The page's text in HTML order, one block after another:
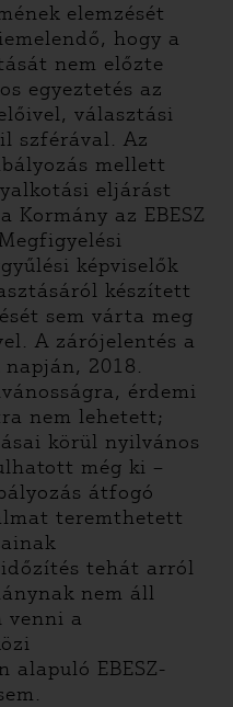
elemzését
hogy a
nem előzte
egyeztetés az
választási
szférával. Az
mellett
eljárást
Kormány az EBESZ
képviselők
készített
sem várta meg
A zárójelentés a
2018.
érdemi
nem lehetett;
körül nyilvános
még ki –
átfogó
teremthetett
tehát arról
nem áll
venni a
alapuló EBESZ-